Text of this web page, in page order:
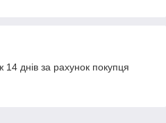
днів за рахунок покупця